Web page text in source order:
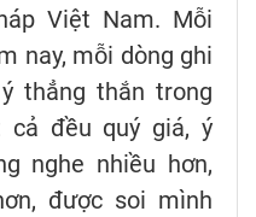
Việt Nam. Mỗi
nay, mỗi dòng ghi
thẳng thắn trong
đều quý giá, ý
nghe nhiều hơn,
được soi mình